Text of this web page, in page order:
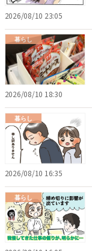
2026/08/10 23:05
暮らし
2026/08/10 18:30
暮らし
2026/08/10 16:35
暮らし